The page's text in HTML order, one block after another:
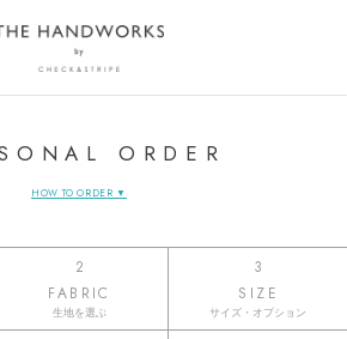
ORDER
HOW TO ORDER ▼
2
FABRIC
生地を選ぶ
3
SIZE
サイズ・オプション